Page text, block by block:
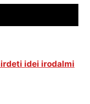
idei irodalmi